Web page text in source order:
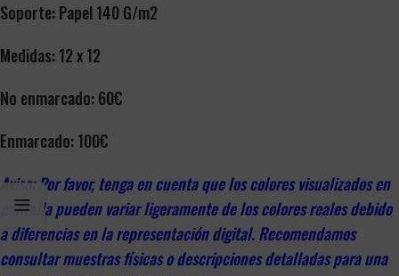
Soporte: Papel 140 G/m2
Medidas: 12 x 12
No enmarcado: 60€
Enmarcado: 100€
Aviso: Por favor, tenga en cuenta que los colores visualizados en
pantalla pueden variar ligeramente de los colores reales debido
a diferencias en la representación digital. Recomendamos
consultar muestras físicas o descripciones detalladas para una